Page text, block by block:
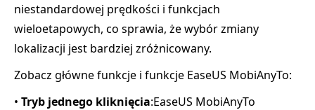
niestandardowej prędkości i funkcjach
wieloetapowych, co sprawia, że wybór zmiany
lokalizacji jest bardziej zróżnicowany.
Zobacz główne funkcje i funkcje EaseUS MobiAnyTo:
• Tryb jednego kliknięcia:EaseUS MobiAnyTo